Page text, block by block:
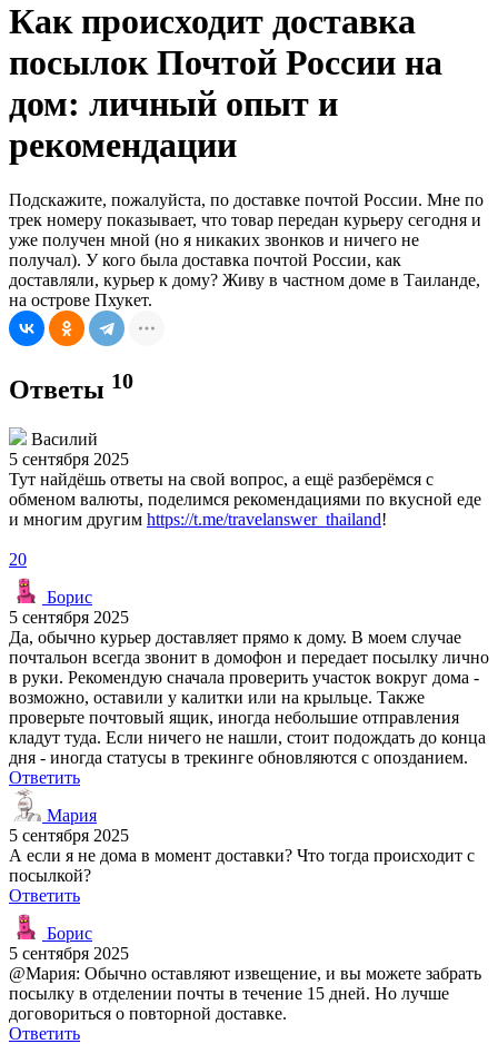
Как происходит доставка
посылок Почтой России на
дом: личный опыт и
рекомендации
Подскажите, пожалуйста, по доставке почтой России. Мне по
трек номеру показывает, что товар передан курьеру сегодня и
уже получен мной (но я никаких звонков и ничего не
получал). У кого была доставка почтой России, как
доставляли, курьер к дому? Живу в частном доме в Таиланде,
на острове Пхукет.
Ответы 10
Василий
5 сентября 2025
Тут найдёшь ответы на свой вопрос, а ещё разберёмся с
обменом валюты, поделимся рекомендациями по вкусной еде
и многим другим https://t.me/travelanswer_thailand!
20
Борис
5 сентября 2025
Да, обычно курьер доставляет прямо к дому. В моем случае
почтальон всегда звонит в домофон и передает посылку лично
в руки. Рекомендую сначала проверить участок вокруг дома -
возможно, оставили у калитки или на крыльце. Также
проверьте почтовый ящик, иногда небольшие отправления
кладут туда. Если ничего не нашли, стоит подождать до конца
дня - иногда статусы в трекинге обновляются с опозданием.
Ответить
Мария
5 сентября 2025
А если я не дома в момент доставки? Что тогда происходит с
посылкой?
Ответить
Борис
5 сентября 2025
@Мария: Обычно оставляют извещение, и вы можете забрать
посылку в отделении почты в течение 15 дней. Но лучше
договориться о повторной доставке.
Ответить